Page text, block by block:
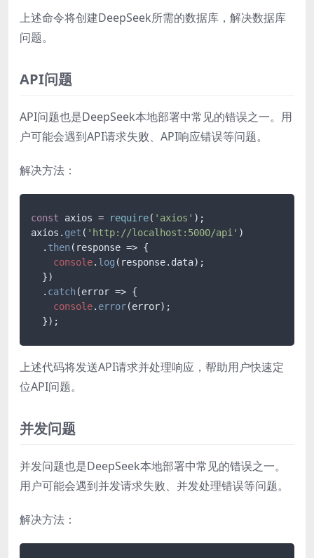
上述命令将创建DeepSeek所需的数据库，解决数据库
问题。
API问题
API问题也是DeepSeek本地部署中常见的错误之一。用
户可能会遇到API请求失败、API响应错误等问题。
解决方法：
const axios = require( 'axios' );
axios. get ( 'http://localhost:5000/api' )
  .
then( response => {
console. log (response. data);
  })
  .
catch(error => {
console. error(error);
上述代码将发送API请求并处理响应，帮助用户快速定
位API问题。
并发问题
并发问题也是DeepSeek本地部署中常见的错误之一。
用户可能会遇到并发请求失败、并发处理错误等问题。
解决方法：